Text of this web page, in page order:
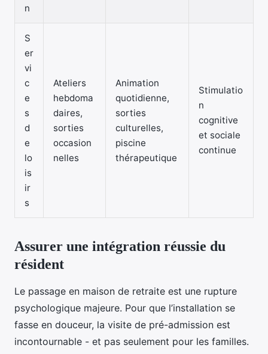
n
S
er
vi
c
e
s
d
e
lo
is
ir
s
Ateliers
hebdoma
daires,
sorties
occasion
nelles
Animation
quotidienne,
sorties
culturelles,
piscine
thérapeutique
Stimulatio
n
cognitive
et sociale
continue
Assurer une intégration réussie du
résident
Le passage en maison de retraite est une rupture
psychologique majeure. Pour que l’installation se
fasse en douceur, la visite de pré-admission est
incontournable - et pas seulement pour les familles.